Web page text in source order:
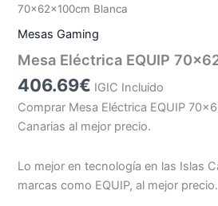
70x62x100cm Blanca
Mesas Gaming
Mesa Eléctrica EQUIP
406.69€ IGIC Incluido
Comprar Mesa Eléctrica EQUIP
Canarias al mejor precio.
Lo mejor en tecnología en las Islas
marcas como EQUIP, al mejor precio.